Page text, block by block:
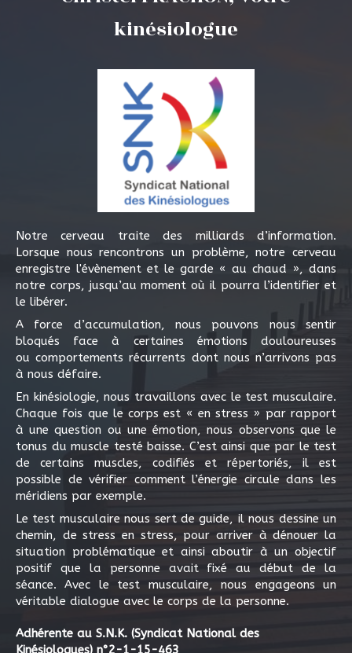
kinésiologue
Notre cerveau traite des milliards d’information.
Lorsque nous rencontrons un problème, notre cerveau
enregistre l'évènement et le garde « au chaud », dans
notre corps, jusqu’au moment où il pourra l’identifier et
le libérer.
A force d’accumulation, nous pouvons nous sentir
bloqués face à certaines émotions douloureuses
ou comportements récurrents dont nous n’arrivons pas
à nous défaire.
En kinésiologie, nous travaillons avec le test musculaire.
Chaque fois que le corps est « en stress » par rapport
à une question ou une émotion, nous observons que le
tonus du muscle testé baisse. C’est ainsi que par le test
de certains muscles, codifiés et répertoriés, il est
possible de vérifier comment l’énergie circule dans les
méridiens par exemple.
Le test musculaire nous sert de guide, il nous dessine un
chemin, de stress en stress, pour arriver à dénouer la
situation problématique et ainsi aboutir à un objectif
positif que la personne avait fixé au début de la
séance. Avec le test musculaire, nous engageons un
véritable dialogue avec le corps de la personne.
Adhérente au S.N.K. (Syndicat National des
Kinésiologues) n°2-1-15-463